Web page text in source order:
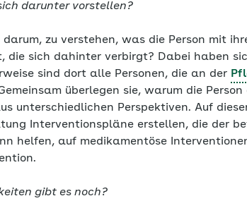
darunter vorstellen?
darum, zu verstehen, was die Person mit
die sich dahinter verbirgt? Dabei haben
sind dort alle Personen, die an der
überlegen sie, warum die
unterschiedlichen Perspektiven. Auf
Interventionspläne erstellen, die der
helfen, auf medikamentöse
gibt es noch?